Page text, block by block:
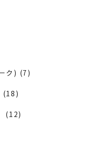
ク) (7)
(18)
(12)